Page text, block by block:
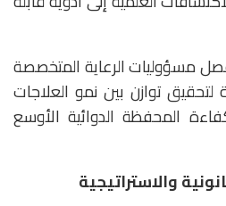
مسؤوليات الرعاية المتخصصة
لتحقيق توازن بين نمو العلاجات
المحفظة الدوائية الأوسع
والاستراتيجية